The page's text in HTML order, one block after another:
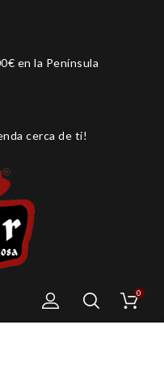
en la Península
cerca de ti!
0